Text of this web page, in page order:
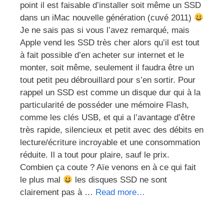
point il est faisable d’installer soit même un SSD
dans un iMac nouvelle génération (cuvé 2011)
Je ne sais pas si vous l’avez remarqué, mais
Apple vend les SSD très cher alors qu’il est tout
à fait possible d’en acheter sur internet et le
monter, soit même, seulement il faudra être un
tout petit peu débrouillard pour s’en sortir. Pour
rappel un SSD est comme un disque dur qui à la
particularité de posséder une mémoire Flash,
comme les clés USB, et qui a l’avantage d’être
très rapide, silencieux et petit avec des débits en
lecture/écriture incroyable et une consommation
réduite. Il a tout pour plaire, sauf le prix.
Combien ça coute ? Aïe venons en à ce qui fait
le plus mal
les disques SSD ne sont
clairement pas à … Read more…